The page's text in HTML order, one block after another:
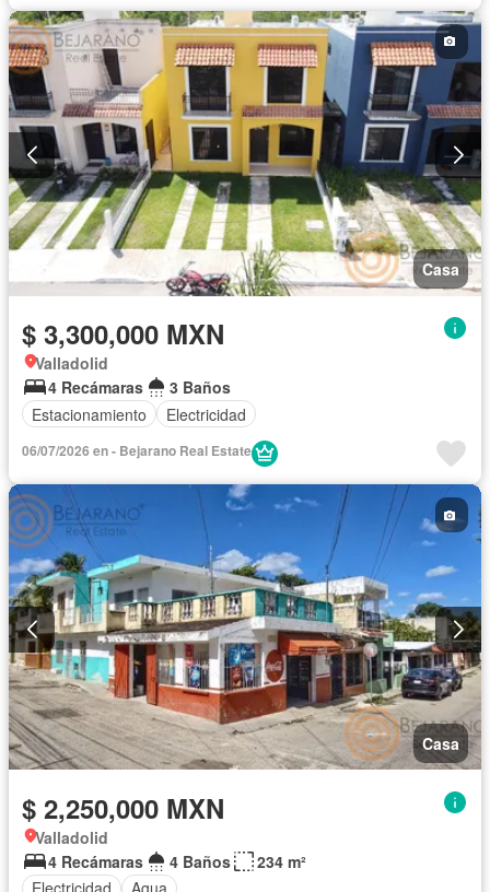
Casa
$ 3,300,000 MXN
Valladolid
4 Recámaras
3 Baños
Estacionamiento
Electricidad
06/07/2026 en - Bejarano Real Estate
Casa
$ 2,250,000 MXN
Valladolid
4 Recámaras
4 Baños
234 m²